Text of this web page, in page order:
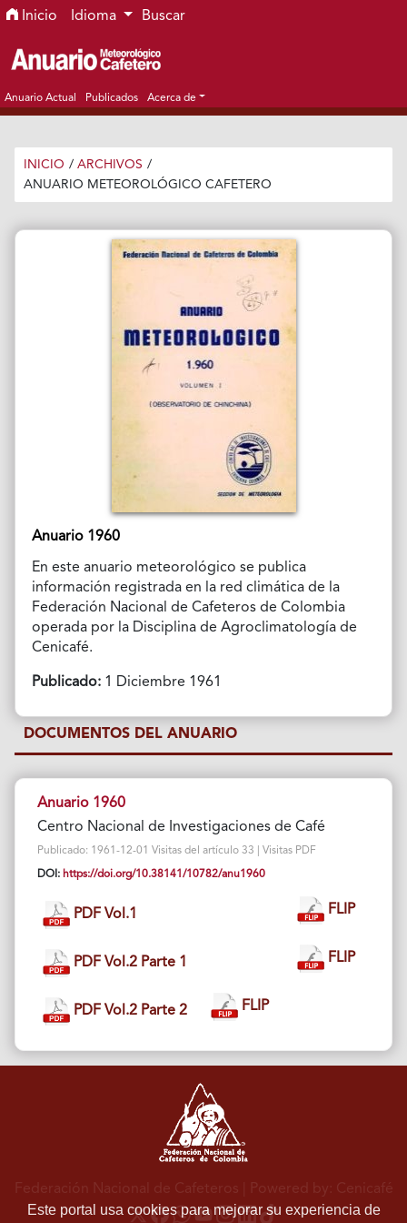
Ir al menú de navegación principal
Ir al contenido principal
Ir al pie de página del sitio
Inicio Idioma Buscar
Anuario Actual Publicados Acerca de
INICIO / ARCHIVOS /
ANUARIO METEOROLÓGICO CAFETERO
Anuario 1960
En este anuario meteorológico se publica
información registrada en la red climática de la
Federación Nacional de Cafeteros de Colombia
operada por la Disciplina de Agroclimatología de
Cenicafé.
Publicado:1 Diciembre 1961
DOCUMENTOS DEL ANUARIO
Anuario 1960
Centro Nacional de Investigaciones de Café
Publicado: 1961-12-01 Visitas del artículo 33 | Visitas PDF
DOI: https://doi.org/10.38141/10782/anu1960
PDF Vol.1 FLIP
PDF Vol.2 Parte 1 FLIP
PDF Vol.2 Parte 2 FLIP
Este portal usa cookies para mejorar su experiencia de
Federación Nacional de Cafeteros | Powered by: Cenicafé